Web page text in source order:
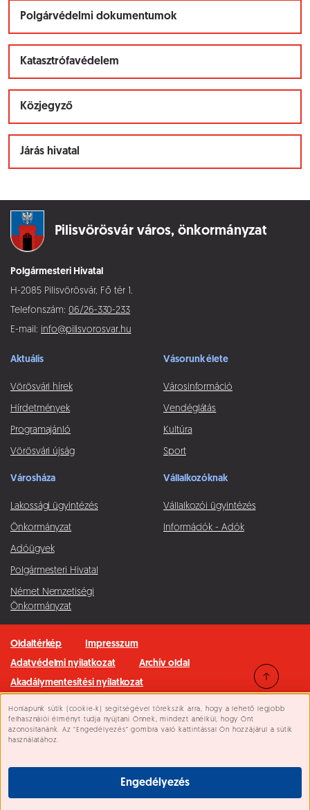
Süti beállítások
Honlapunk sütik (cookie-k) segítségével törekszik arra, hogy a lehető legjobb
felhasználói élményt tudja nyújtani Önnek, mindezt anélkül, hogy Önt
azonosítanánk. Az “Engedélyezés” gombra való kattintással Ön hozzájárul a sütik
használatához.
Engedélyezés
Polgárvédelmi dokumentumok
Katasztrófavédelem
Közjegyző
Járás hivatal
Pilisvörösvár város, önkormányzat
Polgármesteri Hivatal
H-2085 Pilisvörösvár, Fő tér 1.
Telefonszám: 06/26-330-233
E-mail: info@pilisvorosvar.hu
Aktuális
Vörösvári hírek
Hírdetmények
Programajánló
Vörösvári újság
Vásorunk élete
Városinformáció
Vendéglátás
Kultúra
Sport
Városháza
Lakossági ügyintézés
Önkormányzat
Adóügyek
Polgármesteri Hivatal
Német Nemzetiségi
Önkormányzat
Vállalkozóknak
Vállalkozói ügyintézés
Információk - Adók
Oldaltérkép
Impresszum
Adatvédelmi nyilatkozat
Archív oldal
Akadálymentesítési nyilatkozat
Minden jog fenntartva © 2026 Pilisvörösvár Város